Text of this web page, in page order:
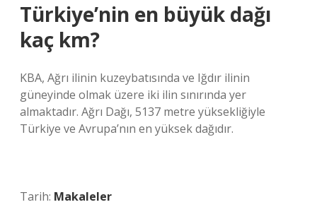
Türkiye’nin en büyük dağı
kaç km?
KBA, Ağrı ilinin kuzeybatısında ve Iğdır ilinin
güneyinde olmak üzere iki ilin sınırında yer
almaktadır. Ağrı Dağı, 5137 metre yüksekliğiyle
Türkiye ve Avrupa’nın en yüksek dağıdır.
Tarih: Makaleler